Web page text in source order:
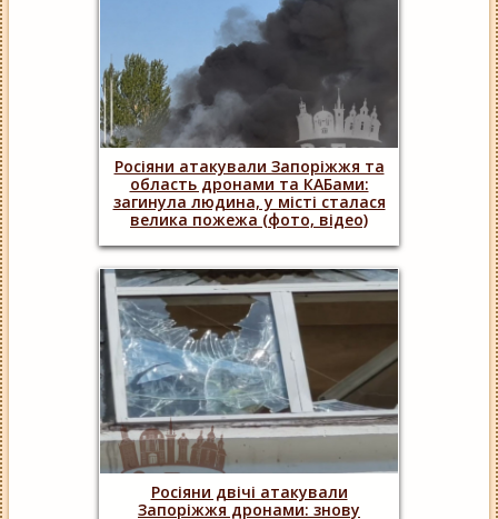
Росіяни атакували Запоріжжя та
область дронами та КАБами:
загинула людина, у місті сталася
велика пожежа (фото, відео)
Росіяни двічі атакували
Запоріжжя дронами: знову